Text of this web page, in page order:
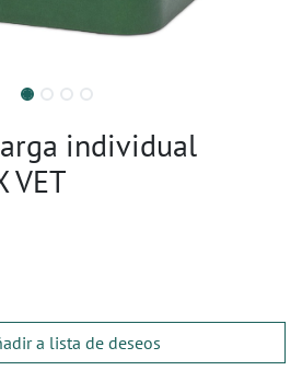
individual
VET
a lista de deseos